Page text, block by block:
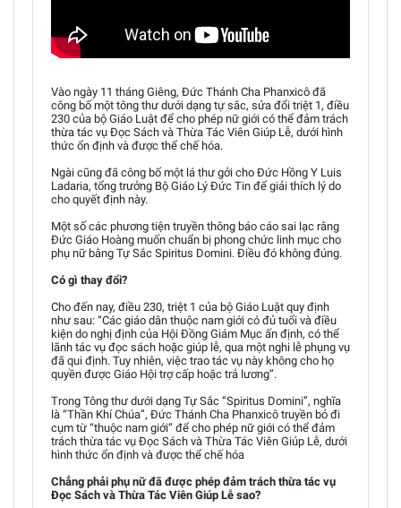
Vào ngày 11 tháng Giêng, Đức Thánh Cha Phanxicô đã
công bố một tông thư dưới dạng tự sắc, sửa đổi triệt 1, điều
230 của bộ Giáo Luật để cho phép nữ giới có thể đảm trách
thừa tác vụ Đọc Sách và Thừa Tác Viên Giúp Lễ, dưới hình
thức ổn định và được thể chế hóa.
Ngài cũng đã công bố một lá thư gởi cho Đức Hồng Y Luis
Ladaria, tổng trưởng Bộ Giáo Lý Đức Tin để giải thích lý do
cho quyết định này.
Một số các phương tiện truyền thông báo cáo sai lạc rằng
Đức Giáo Hoàng muốn chuẩn bị phong chức linh mục cho
phụ nữ bằng Tự Sắc Spiritus Domini. Điều đó không đúng.
Có gì thay đổi?
Cho đến nay, điều 230, triệt 1 của bộ Giáo Luật quy định
như sau: “Các giáo dân thuộc nam giới có đủ tuổi và điều
kiện do nghị định của Hội Ðồng Giám Mục ấn định, có thể
lãnh tác vụ đọc sách hoặc giúp lễ, qua một nghi lễ phụng vụ
đã qui định. Tuy nhiên, việc trao tác vụ này không cho họ
quyền được Giáo Hội trợ cấp hoặc trả lương”.
Trong Tông thư dưới dạng Tự Sắc “Spiritus Domini”, nghĩa
là “Thần Khí Chúa”, Đức Thánh Cha Phanxicô truyền bỏ đi
cụm từ “thuộc nam giới” để cho phép nữ giới có thể đảm
trách thừa tác vụ Đọc Sách và Thừa Tác Viên Giúp Lễ, dưới
hình thức ổn định và được thể chế hóa
Chẳng phải phụ nữ đã được phép đảm trách thừa tác vụ
Đọc Sách và Thừa Tác Viên Giúp Lễ sao?